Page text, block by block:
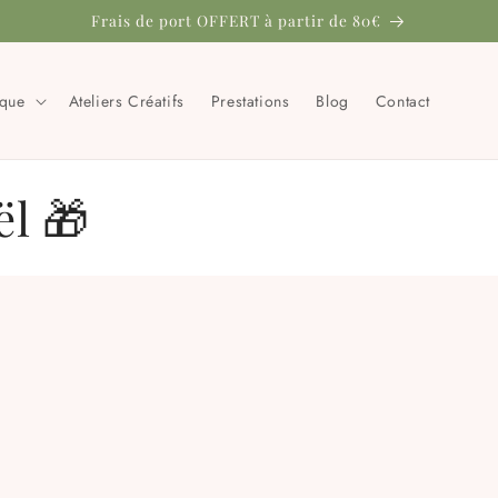
Frais de port OFFERT à partir de 80€
Ateliers Créatifs Prestations Blog Contact
🎁